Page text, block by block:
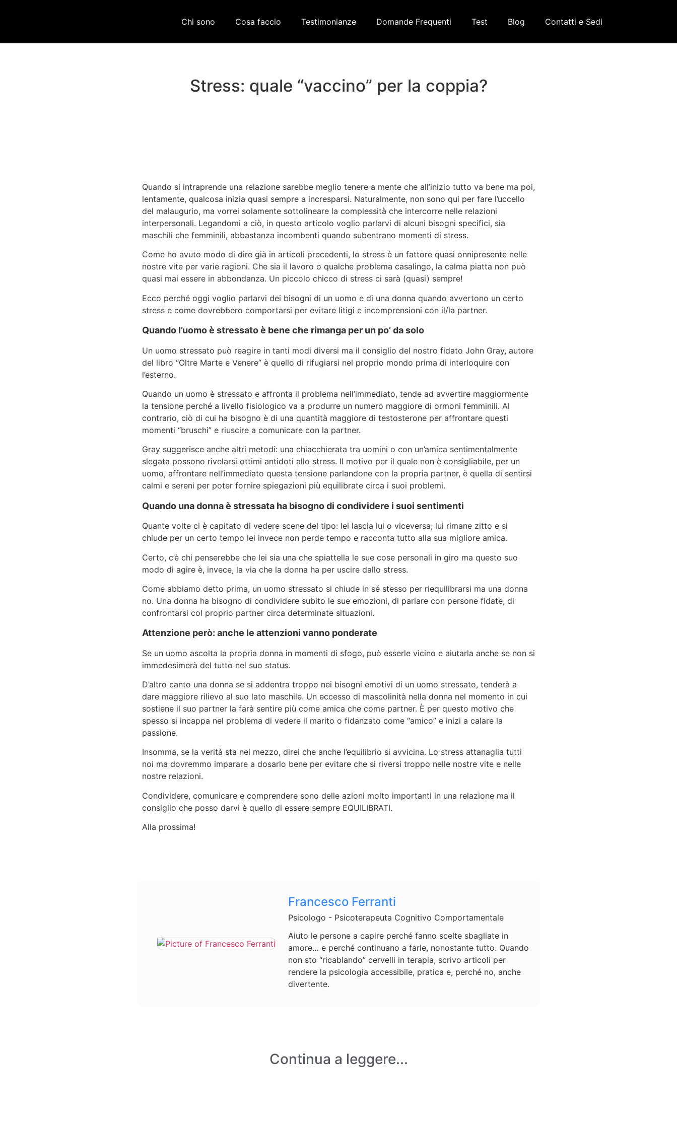
Chi sono Cosa faccio Testimonianze Domande Frequenti Test Blog Contatti e Sedi
Stress: quale “vaccino” per la coppia?
Quando si intraprende una relazione sarebbe meglio tenere a mente che all’inizio tutto va bene ma poi,
lentamente, qualcosa inizia quasi sempre a incresparsi. Naturalmente, non sono qui per fare l’uccello
del malaugurio, ma vorrei solamente sottolineare la complessità che intercorre nelle relazioni
interpersonali. Legandomi a ciò, in questo articolo voglio parlarvi di alcuni bisogni specifici, sia
maschili che femminili, abbastanza incombenti quando subentrano momenti di stress.
Come ho avuto modo di dire già in articoli precedenti, lo stress è un fattore quasi onnipresente nelle
nostre vite per varie ragioni. Che sia il lavoro o qualche problema casalingo, la calma piatta non può
quasi mai essere in abbondanza. Un piccolo chicco di stress ci sarà (quasi) sempre!
Ecco perché oggi voglio parlarvi dei bisogni di un uomo e di una donna quando avvertono un certo
stress e come dovrebbero comportarsi per evitare litigi e incomprensioni con il/la partner.
Quando l’uomo è stressato è bene che rimanga per un po’ da solo
Un uomo stressato può reagire in tanti modi diversi ma il consiglio del nostro fidato John Gray, autore
del libro “Oltre Marte e Venere” è quello di rifugiarsi nel proprio mondo prima di interloquire con
l’esterno.
Quando un uomo è stressato e affronta il problema nell’immediato, tende ad avvertire maggiormente
la tensione perché a livello fisiologico va a produrre un numero maggiore di ormoni femminili. Al
contrario, ciò di cui ha bisogno è di una quantità maggiore di testosterone per affrontare questi
momenti “bruschi” e riuscire a comunicare con la partner.
Gray suggerisce anche altri metodi: una chiacchierata tra uomini o con un’amica sentimentalmente
slegata possono rivelarsi ottimi antidoti allo stress. Il motivo per il quale non è consigliabile, per un
uomo, affrontare nell’immediato questa tensione parlandone con la propria partner, è quella di sentirsi
calmi e sereni per poter fornire spiegazioni più equilibrate circa i suoi problemi.
Quando una donna è stressata ha bisogno di condividere i suoi sentimenti
Quante volte ci è capitato di vedere scene del tipo: lei lascia lui o viceversa; lui rimane zitto e si
chiude per un certo tempo lei invece non perde tempo e racconta tutto alla sua migliore amica.
Certo, c’è chi penserebbe che lei sia una che spiattella le sue cose personali in giro ma questo suo
modo di agire è, invece, la via che la donna ha per uscire dallo stress.
Come abbiamo detto prima, un uomo stressato si chiude in sé stesso per riequilibrarsi ma una donna
no. Una donna ha bisogno di condividere subito le sue emozioni, di parlare con persone fidate, di
confrontarsi col proprio partner circa determinate situazioni.
Attenzione però: anche le attenzioni vanno ponderate
Se un uomo ascolta la propria donna in momenti di sfogo, può esserle vicino e aiutarla anche se non si
immedesimerà del tutto nel suo status.
D’altro canto una donna se si addentra troppo nei bisogni emotivi di un uomo stressato, tenderà a
dare maggiore rilievo al suo lato maschile. Un eccesso di mascolinità nella donna nel momento in cui
sostiene il suo partner la farà sentire più come amica che come partner. È per questo motivo che
spesso si incappa nel problema di vedere il marito o fidanzato come “amico” e inizi a calare la
passione.
Insomma, se la verità sta nel mezzo, direi che anche l’equilibrio si avvicina. Lo stress attanaglia tutti
noi ma dovremmo imparare a dosarlo bene per evitare che si riversi troppo nelle nostre vite e nelle
nostre relazioni.
Condividere, comunicare e comprendere sono delle azioni molto importanti in una relazione ma il
consiglio che posso darvi è quello di essere sempre EQUILIBRATI.
Alla prossima!
Francesco Ferranti
Psicologo - Psicoterapeuta Cognitivo Comportamentale
Aiuto le persone a capire perché fanno scelte sbagliate in
amore… e perché continuano a farle, nonostante tutto. Quando
non sto “ricablando” cervelli in terapia, scrivo articoli per
rendere la psicologia accessibile, pratica e, perché no, anche
divertente.
Continua a leggere...